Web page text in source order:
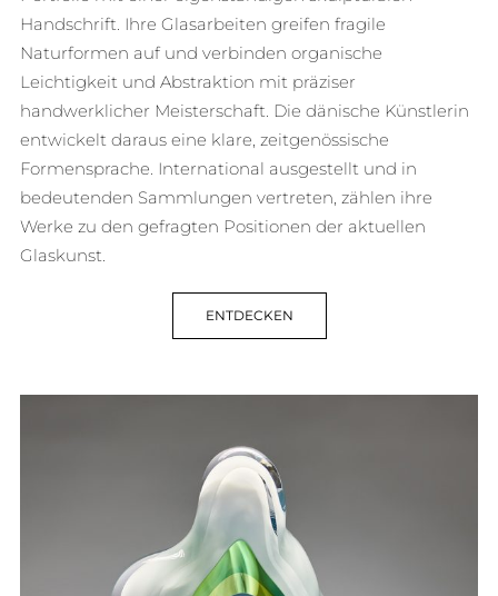
Handschrift. Ihre Glasarbeiten greifen fragile
Naturformen auf und verbinden organische
Leichtigkeit und Abstraktion mit präziser
handwerklicher Meisterschaft. Die dänische Künstlerin
entwickelt daraus eine klare, zeitgenössische
Formensprache. International ausgestellt und in
bedeutenden Sammlungen vertreten, zählen ihre
Werke zu den gefragten Positionen der aktuellen
Glaskunst.
ENTDECKEN